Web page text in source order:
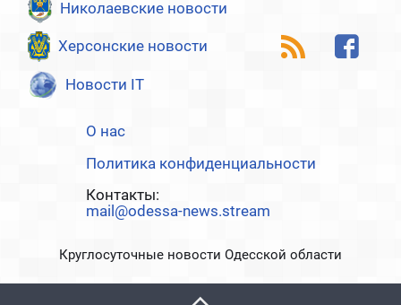
Николаевские новости
Херсонские новости
Новости IT
О нас
Политика конфиденциальности
Контакты:
mail@odessa-news.stream
Круглосуточные новости Одесской области